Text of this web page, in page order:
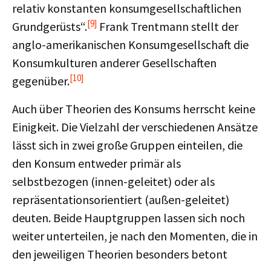
relativ konstanten konsumgesellschaftlichen
Grundgerüsts“.[9] Frank Trentmann stellt der
anglo-amerikanischen Konsumgesellschaft die
Konsumkulturen anderer Gesellschaften
gegenüber.[10]
Auch über Theorien des Konsums herrscht keine
Einigkeit. Die Vielzahl der verschiedenen Ansätze
lässt sich in zwei große Gruppen einteilen, die
den Konsum entweder primär als
selbstbezogen (innen-geleitet) oder als
repräsentationsorientiert (außen-geleitet)
deuten. Beide Hauptgruppen lassen sich noch
weiter unterteilen, je nach den Momenten, die in
den jeweiligen Theorien besonders betont